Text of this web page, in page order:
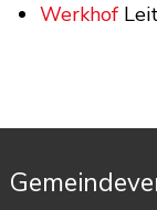
Werkhof
Footer